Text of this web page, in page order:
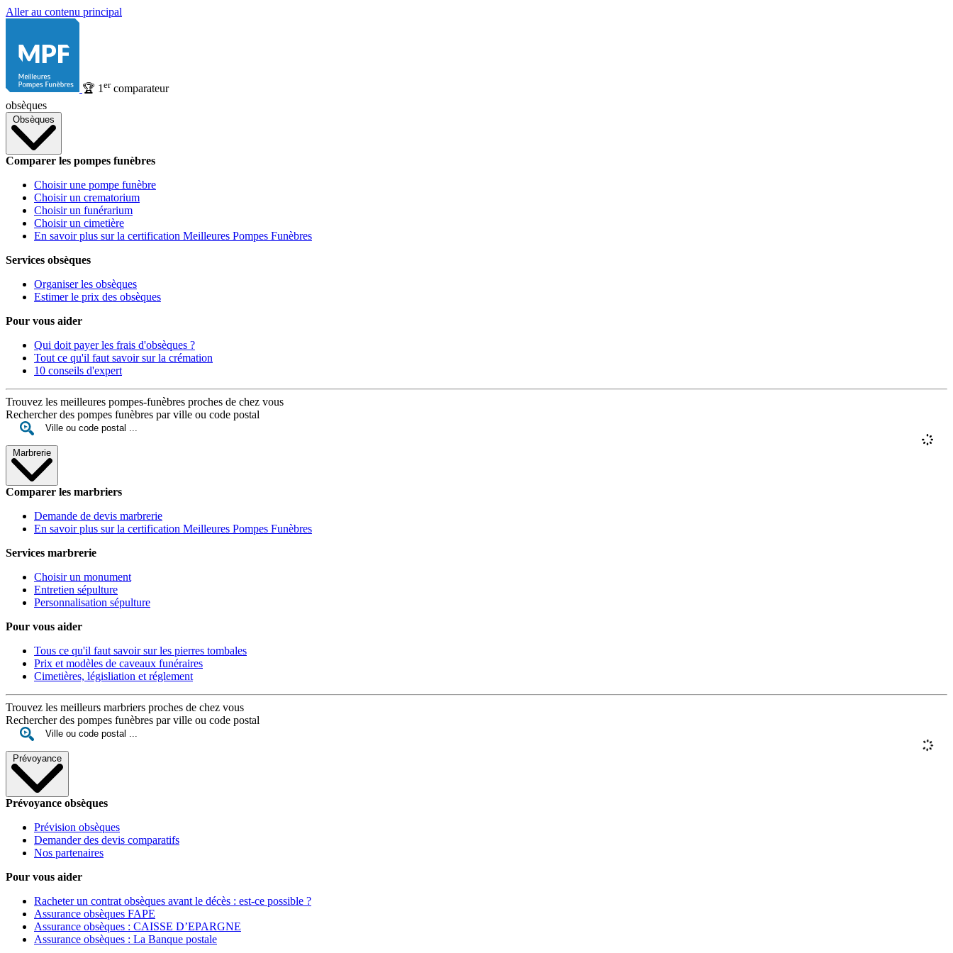
Aller au contenu principal
🏆 1 ercomparateur
obsèques
Obsèques
Comparer les pompes funèbres
Choisir une pompe funèbre
Choisir un crematorium
Choisir un funérarium
Choisir un cimetière
En savoir plus sur la certification Meilleures Pompes Funèbres
Services obsèques
Organiser les obsèques
Estimer le prix des obsèques
Pour vous aider
Qui doit payer les frais d'obsèques ?
Tout ce qu'il faut savoir sur la crémation
10 conseils d'expert
Trouvez les meilleures pompes-funèbres proches de chez vous
Rechercher des pompes funèbres par ville ou code postal
Marbrerie
Comparer les marbriers
Demande de devis marbrerie
En savoir plus sur la certification Meilleures Pompes Funèbres
Services marbrerie
Choisir un monument
Entretien sépulture
Personnalisation sépulture
Pour vous aider
Tous ce qu'il faut savoir sur les pierres tombales
Prix et modèles de caveaux funéraires
Cimetières, législiation et réglement
Trouvez les meilleurs marbriers proches de chez vous
Rechercher des pompes funèbres par ville ou code postal
Prévoyance
Prévoyance obsèques
Prévision obsèques
Demander des devis comparatifs
Nos partenaires
Pour vous aider
Racheter un contrat obsèques avant le décès : est-ce possible ?
Assurance obsèques FAPE
Assurance obsèques : CAISSE D’EPARGNE
Assurance obsèques : La Banque postale